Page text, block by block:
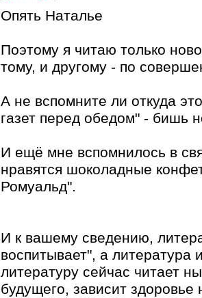
Опять Наталье
Поэтому я читаю только
тому, и другому - по
А не вспомните ли откуда
газет перед обедом" - бишь
И ещё мне вспомнилось в
нравятся шоколадные
Ромуальд".
И к вашему сведению,
воспитывает", а литература
литературу сейчас читает
будущего, зависит здоровье